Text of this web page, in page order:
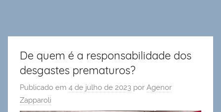
De quem é a responsabilidade dos
desgastes prematuros?
Publicado em 4 de julho de 2023 por Agenor
Zapparoli